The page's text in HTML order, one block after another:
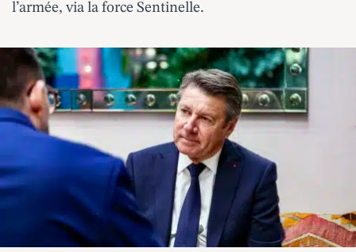
l’armée, via la force Sentinelle.